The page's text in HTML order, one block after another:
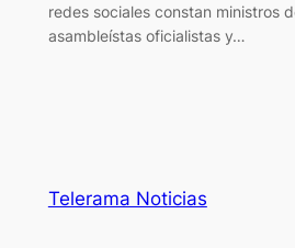
redes sociales constan ministros
asambleístas oficialistas y…
Telerama Noticias